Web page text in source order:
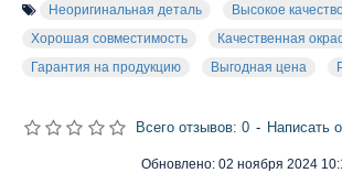
Неоригинальная деталь
Высокое
Хорошая совместимость
Качественная
Гарантия на продукцию
Выгодная цена
Обновлено: 02 ноября 2024
Всего отзывов: 0 - Написать